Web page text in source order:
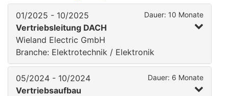
01/2025 - 10/2025 Dauer: 10 Monate
Vertriebsleitung DACH
Wieland Electric GmbH
Branche: Elektrotechnik / Elektronik
05/2024 - 10/2024 Dauer: 6 Monate
Vertriebsaufbau